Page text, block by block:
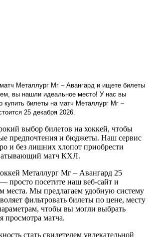
Металлург Мг – Авангард и ищете билеты
вы нашли идеальное место! У нас вы
купить билеты на матч Металлург Мг –
25 декабря 2026.
выбор билетов на хоккей, чтобы
предпочтения и бюджеты. Наш сервис
и без лишних хлопот приобрести
матч КХЛ.
Металлург Мг – Авангард 25
просто посетите наш веб-сайт и
места. Мы предлагаем удобную систему
фильтровать билеты по цене, месту
чтобы вы могли выбрать
просмотра матча.
стать свидетелем увлекательной